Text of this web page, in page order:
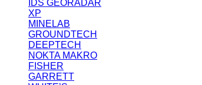
IDS GEORADAR
XP
MINELAB
GROUNDTECH
DEEPTECH
NOKTA MAKRO
FISHER
GARRETT